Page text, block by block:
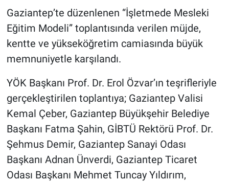
Gaziantep’te düzenlenen “İşletmede Mesleki
Eğitim Modeli” toplantısında verilen müjde,
kentte ve yükseköğretim camiasında büyük
memnuniyetle karşılandı.
YÖK Başkanı Prof. Dr. Erol Özvar’ın teşrifleriyle
gerçekleştirilen toplantıya; Gaziantep Valisi
Kemal Çeber, Gaziantep Büyükşehir Belediye
Başkanı Fatma Şahin, GİBTÜ Rektörü Prof. Dr.
Şehmus Demir, Gaziantep Sanayi Odası
Başkanı Adnan Ünverdi, Gaziantep Ticaret
Odası Başkanı Mehmet Tuncay Yıldırım,